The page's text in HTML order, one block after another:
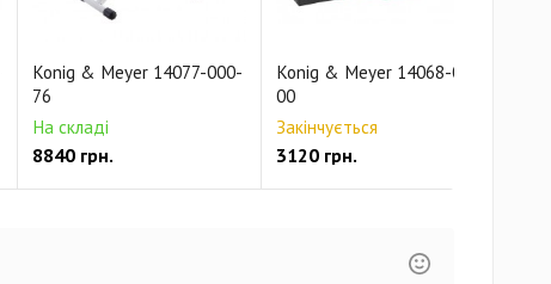
Konig & Meyer 14077-000-
76
На складі
8840 грн.
Konig & Meyer 14068-000-
00
Закінчується
3120 грн.